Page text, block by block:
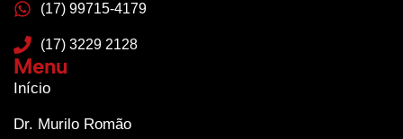
(17) 99715-4179
(17) 3229 2128
Menu
Início
Dr. Murilo Romão